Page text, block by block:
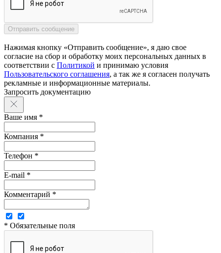
Нажимая кнопку «Отправить сообщение», я даю свое
согласие на сбор и обработку моих персональных данных в
соответствии с Политикой и принимаю условия
Пользовательского соглашения, а так же я согласен получать
рекламные и информационные материалы.
Запросить документацию
Ваше имя *
Компания *
Телефон *
E-mail *
Комментарий *
* Обязательные поля